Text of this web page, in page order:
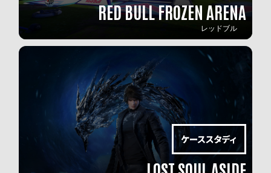
RED BULL FROZEN ARENA
レッドブル